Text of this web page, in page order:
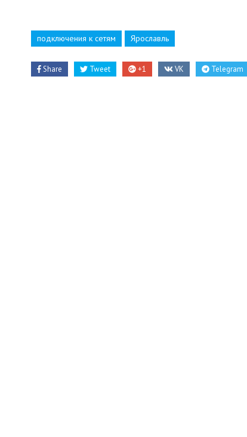
подключения к сетям Ярославль
Share Tweet +1 VK Telegram